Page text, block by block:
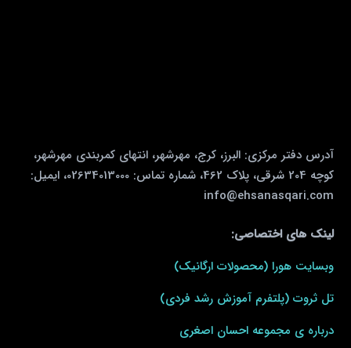
آدرس دفتر مرکزی: البرز، کرج، مهرشهر، انتهای کمربندی مهرشهر،
کوچه 204 شرقی، پلاک 462، شماره تماس: 02634013000، ایمیل:
info@ehsanasqari.com
لینک های اختصاصی:
وبسایت هورا (محصولات ارگانیک)
تل ثروت (پلتفرم آموزش رشد فردی)
درباره ی مجموعه احسان اصغری